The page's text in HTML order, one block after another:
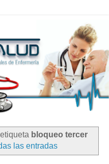
bloqueo tercer
las entradas